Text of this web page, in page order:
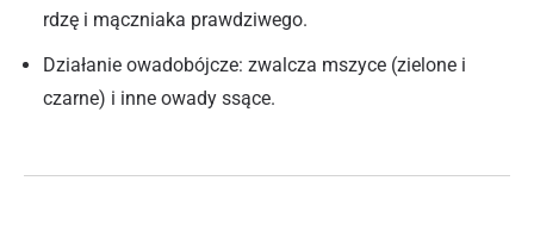
rdzę i mączniaka prawdziwego.
Działanie owadobójcze: zwalcza mszyce (zielone i
czarne) i inne owady ssące.